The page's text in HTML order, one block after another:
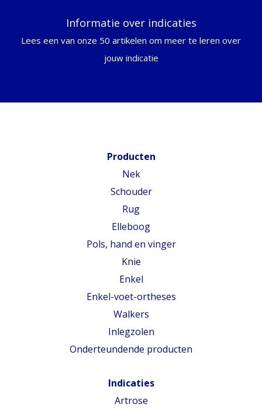
Informatie over indicaties
Lees een van onze 50 artikelen om meer te leren over
jouw indicatie
Producten
Nek
Schouder
Rug
Elleboog
Pols, hand en vinger
Knie
Enkel
Enkel-voet-ortheses
Walkers
Inlegzolen
Onderteundende producten
Indicaties
Artrose